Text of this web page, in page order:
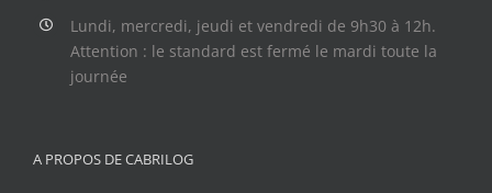
Lundi, mercredi, jeudi et vendredi de 9h30 à 12h.
Attention : le standard est fermé le mardi toute la
journée
A PROPOS DE CABRILOG